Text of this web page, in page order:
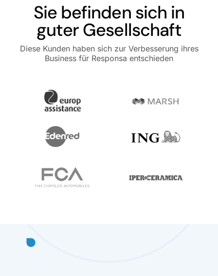
Sie befinden sich in
guter Gesellschaft
Diese Kunden haben sich zur Verbesserung ihres
Business für Responsa entschieden